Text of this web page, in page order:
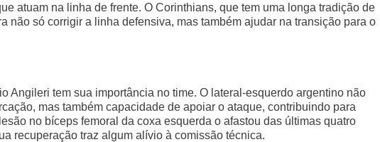
atuam na linha de frente. O Corinthians, que tem uma longa tradição de
não só corrigir a linha defensiva, mas também ajudar na transição para o
Angileri tem sua importância no time. O lateral-esquerdo argentino não
mas também capacidade de apoiar o ataque, contribuindo para
no bíceps femoral da coxa esquerda o afastou das últimas quatro
recuperação traz algum alívio à comissão técnica.